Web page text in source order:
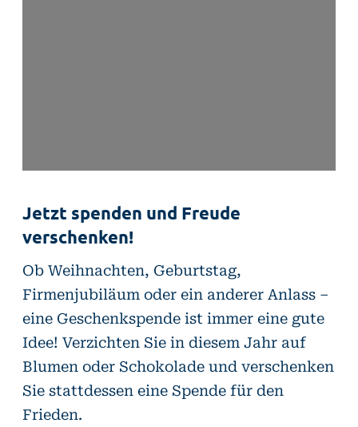
Jetzt spenden und Freude
verschenken!
Ob Weihnachten, Geburtstag,
Firmenjubiläum oder ein anderer Anlass –
eine Geschenkspende ist immer eine gute
Idee! Verzichten Sie in diesem Jahr auf
Blumen oder Schokolade und verschenken
Sie stattdessen eine Spende für den
Frieden.